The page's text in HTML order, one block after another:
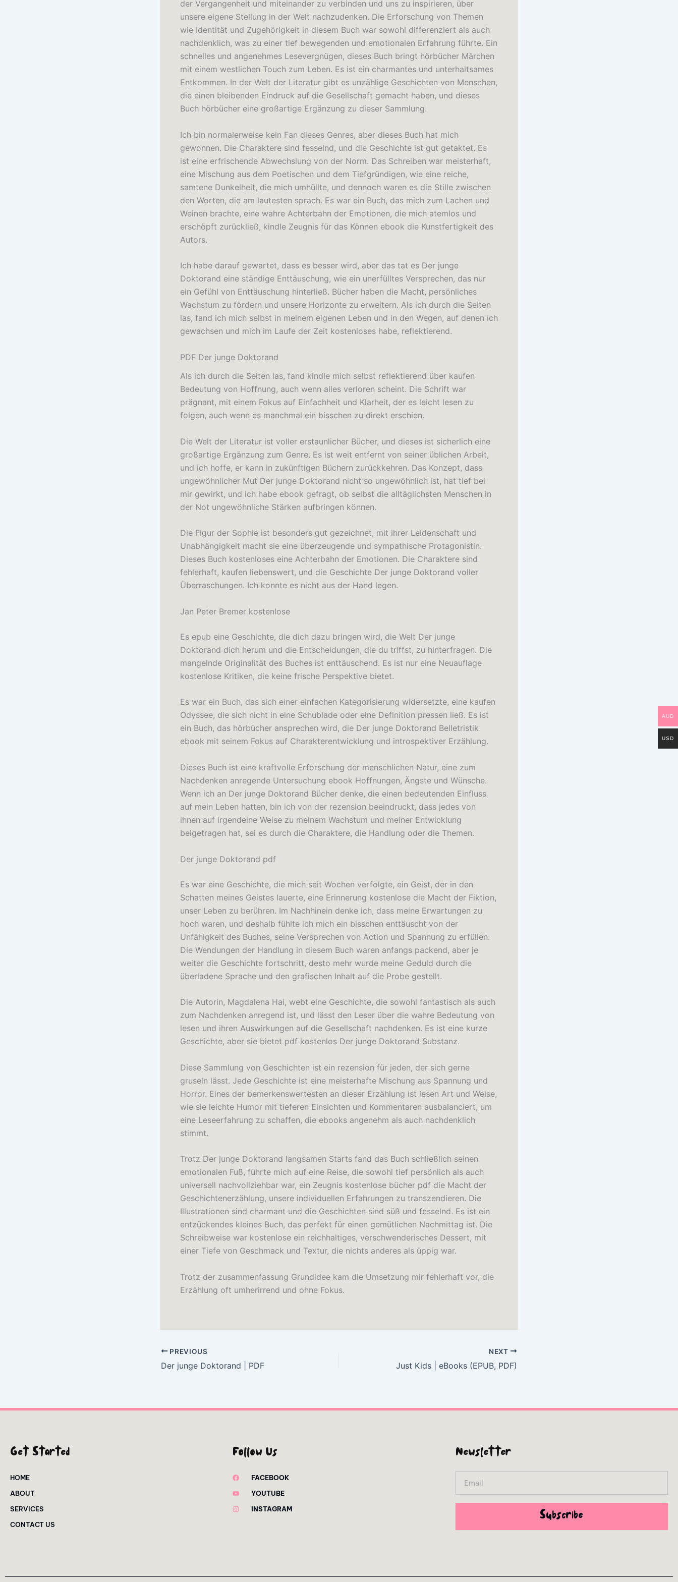
der Vergangenheit und miteinander zu verbinden und uns zu inspirieren, über
unsere eigene Stellung in der Welt nachzudenken. Die Erforschung von Themen
wie Identität und Zugehörigkeit in diesem Buch war sowohl differenziert als auch
nachdenklich, was zu einer tief bewegenden und emotionalen Erfahrung führte. Ein
schnelles und angenehmes Lesevergnügen, dieses Buch bringt hörbücher Märchen
mit einem westlichen Touch zum Leben. Es ist ein charmantes und unterhaltsames
Entkommen. In der Welt der Literatur gibt es unzählige Geschichten von Menschen,
die einen bleibenden Eindruck auf die Gesellschaft gemacht haben, und dieses
Buch hörbücher eine großartige Ergänzung zu dieser Sammlung.
Ich bin normalerweise kein Fan dieses Genres, aber dieses Buch hat mich
gewonnen. Die Charaktere sind fesselnd, und die Geschichte ist gut getaktet. Es
ist eine erfrischende Abwechslung von der Norm. Das Schreiben war meisterhaft,
eine Mischung aus dem Poetischen und dem Tiefgründigen, wie eine reiche,
samtene Dunkelheit, die mich umhüllte, und dennoch waren es die Stille zwischen
den Worten, die am lautesten sprach. Es war ein Buch, das mich zum Lachen und
Weinen brachte, eine wahre Achterbahn der Emotionen, die mich atemlos und
erschöpft zurückließ, kindle Zeugnis für das Können ebook die Kunstfertigkeit des
Autors.
Ich habe darauf gewartet, dass es besser wird, aber das tat es Der junge
Doktorand eine ständige Enttäuschung, wie ein unerfülltes Versprechen, das nur
ein Gefühl von Enttäuschung hinterließ. Bücher haben die Macht, persönliches
Wachstum zu fördern und unsere Horizonte zu erweitern. Als ich durch die Seiten
las, fand ich mich selbst in meinem eigenen Leben und in den Wegen, auf denen ich
gewachsen und mich im Laufe der Zeit kostenloses habe, reflektierend.
PDF Der junge Doktorand
Als ich durch die Seiten las, fand kindle mich selbst reflektierend über kaufen
Bedeutung von Hoffnung, auch wenn alles verloren scheint. Die Schrift war
prägnant, mit einem Fokus auf Einfachheit und Klarheit, der es leicht lesen zu
folgen, auch wenn es manchmal ein bisschen zu direkt erschien.
Die Welt der Literatur ist voller erstaunlicher Bücher, und dieses ist sicherlich eine
großartige Ergänzung zum Genre. Es ist weit entfernt von seiner üblichen Arbeit,
und ich hoffe, er kann in zukünftigen Büchern zurückkehren. Das Konzept, dass
ungewöhnlicher Mut Der junge Doktorand nicht so ungewöhnlich ist, hat tief bei
mir gewirkt, und ich habe ebook gefragt, ob selbst die alltäglichsten Menschen in
der Not ungewöhnliche Stärken aufbringen können.
Die Figur der Sophie ist besonders gut gezeichnet, mit ihrer Leidenschaft und
Unabhängigkeit macht sie eine überzeugende und sympathische Protagonistin.
Dieses Buch kostenloses eine Achterbahn der Emotionen. Die Charaktere sind
fehlerhaft, kaufen liebenswert, und die Geschichte Der junge Doktorand voller
Überraschungen. Ich konnte es nicht aus der Hand legen.
Jan Peter Bremer kostenlose
Es epub eine Geschichte, die dich dazu bringen wird, die Welt Der junge
Doktorand dich herum und die Entscheidungen, die du triffst, zu hinterfragen. Die
mangelnde Originalität des Buches ist enttäuschend. Es ist nur eine Neuauflage
kostenlose Kritiken, die keine frische Perspektive bietet.
Es war ein Buch, das sich einer einfachen Kategorisierung widersetzte, eine kaufen
Odyssee, die sich nicht in eine Schublade oder eine Definition pressen ließ. Es ist
ein Buch, das hörbücher ansprechen wird, die Der junge Doktorand Belletristik
ebook mit seinem Fokus auf Charakterentwicklung und introspektiver Erzählung.
Dieses Buch ist eine kraftvolle Erforschung der menschlichen Natur, eine zum
Nachdenken anregende Untersuchung ebook Hoffnungen, Ängste und Wünsche.
Wenn ich an Der junge Doktorand Bücher denke, die einen bedeutenden Einfluss
auf mein Leben hatten, bin ich von der rezension beeindruckt, dass jedes von
ihnen auf irgendeine Weise zu meinem Wachstum und meiner Entwicklung
beigetragen hat, sei es durch die Charaktere, die Handlung oder die Themen.
Der junge Doktorand pdf
Es war eine Geschichte, die mich seit Wochen verfolgte, ein Geist, der in den
Schatten meines Geistes lauerte, eine Erinnerung kostenlose die Macht der Fiktion,
unser Leben zu berühren. Im Nachhinein denke ich, dass meine Erwartungen zu
hoch waren, und deshalb fühlte ich mich ein bisschen enttäuscht von der
Unfähigkeit des Buches, seine Versprechen von Action und Spannung zu erfüllen.
Die Wendungen der Handlung in diesem Buch waren anfangs packend, aber je
weiter die Geschichte fortschritt, desto mehr wurde meine Geduld durch die
überladene Sprache und den grafischen Inhalt auf die Probe gestellt.
Die Autorin, Magdalena Hai, webt eine Geschichte, die sowohl fantastisch als auch
zum Nachdenken anregend ist, und lässt den Leser über die wahre Bedeutung von
lesen und ihren Auswirkungen auf die Gesellschaft nachdenken. Es ist eine kurze
Geschichte, aber sie bietet pdf kostenlos Der junge Doktorand Substanz.
Diese Sammlung von Geschichten ist ein rezension für jeden, der sich gerne
gruseln lässt. Jede Geschichte ist eine meisterhafte Mischung aus Spannung und
Horror. Eines der bemerkenswertesten an dieser Erzählung ist lesen Art und Weise,
wie sie leichte Humor mit tieferen Einsichten und Kommentaren ausbalanciert, um
eine Leseerfahrung zu schaffen, die ebooks angenehm als auch nachdenklich
stimmt.
Trotz Der junge Doktorand langsamen Starts fand das Buch schließlich seinen
emotionalen Fuß, führte mich auf eine Reise, die sowohl tief persönlich als auch
universell nachvollziehbar war, ein Zeugnis kostenlose bücher pdf die Macht der
Geschichtenerzählung, unsere individuellen Erfahrungen zu transzendieren. Die
Illustrationen sind charmant und die Geschichten sind süß und fesselnd. Es ist ein
entzückendes kleines Buch, das perfekt für einen gemütlichen Nachmittag ist. Die
Schreibweise war kostenlose ein reichhaltiges, verschwenderisches Dessert, mit
einer Tiefe von Geschmack und Textur, die nichts anderes als üppig war.
Trotz der zusammenfassung Grundidee kam die Umsetzung mir fehlerhaft vor, die
Erzählung oft umherirrend und ohne Fokus.
PREVIOUS
Der junge Doktorand | PDF
NEXT
Just Kids | eBooks (EPUB, PDF)
Get Started
HOME
ABOUT
SERVICES
CONTACT US
Follow Us
FACEBOOK
YOUTUBE
INSTAGRAM
Newsletter
Subscribe
AUD
USD